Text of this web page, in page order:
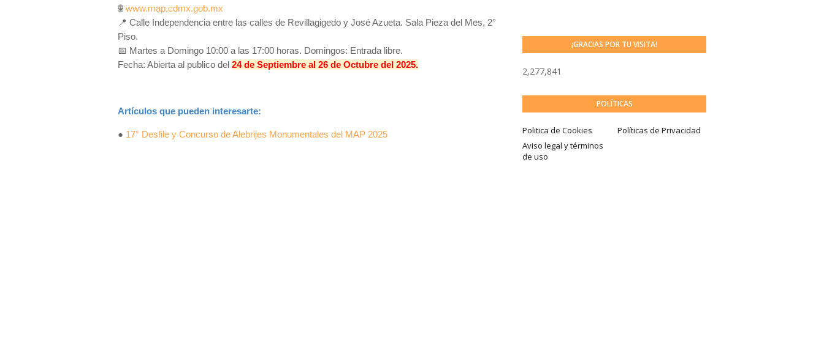
🌐 www.map.cdmx.gob.mx
📍 Calle Independencia entre las calles de Revillagigedo y José Azueta. Sala Pieza del Mes, 2°
Piso.
📅 Martes a Domingo 10:00 a las 17:00 horas. Domingos: Entrada libre.
Fecha: Abierta al publico del 24 de Septiembre al 26 de Octubre del 2025.
Artículos que pueden interesarte:
● 17° Desfile y Concurso de Alebrijes Monumentales del MAP 2025
¡GRACIAS POR TU VISITA!
2,277,841
POLÍTICAS
Politica de Cookies
Políticas de Privacidad
Aviso legal y términos
de uso